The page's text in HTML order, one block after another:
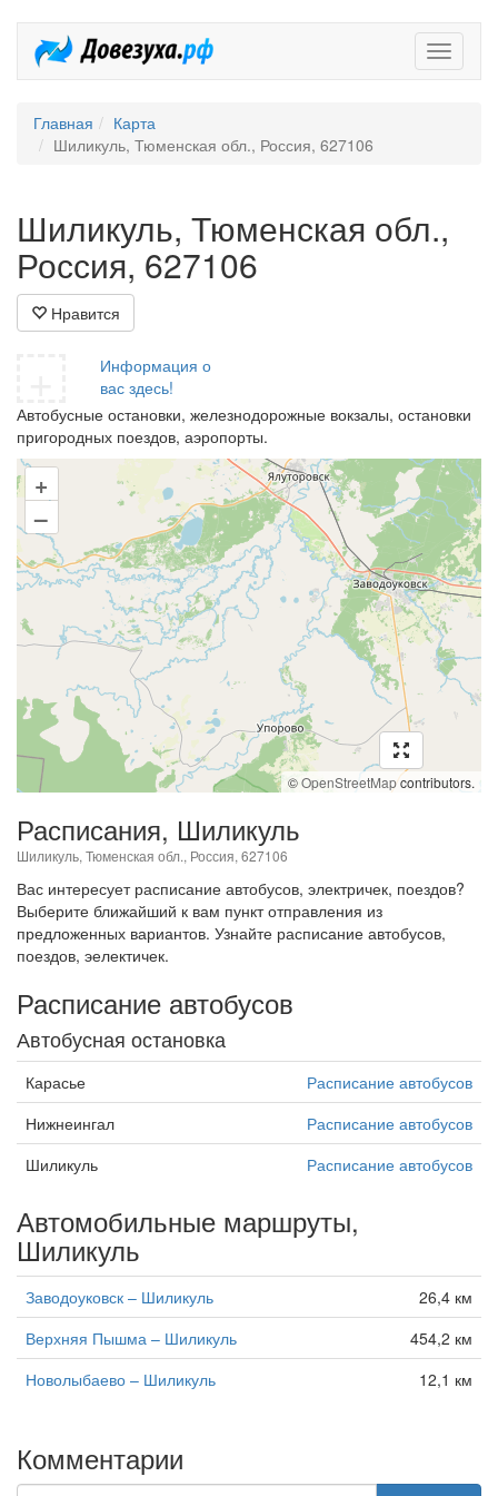
Главная
Карта
Шиликуль, Тюменская обл., Россия, 627106
Шиликуль, Тюменская обл.,
Россия, 627106
Нравится
Информация о
вас здесь!
Автобусные остановки, железнодорожные вокзалы, остановки
пригородных поездов, аэропорты.
+
–
©OpenStreetMapcontributors.
Расписания, Шиликуль
Шиликуль, Тюменская обл., Россия, 627106
Вас интересует расписание автобусов, электричек, поездов?
Выберите ближайший к вам пункт отправления из
предложенных вариантов. Узнайте расписание автобусов,
поездов, эелектичек.
Расписание автобусов
Автобусная остановка
Карасье
Расписание автобусов
Нижнеингал
Расписание автобусов
Шиликуль
Расписание автобусов
Автомобильные маршруты,
Шиликуль
Заводоуковск – Шиликуль
26,4 км
Верхняя Пышма – Шиликуль
454,2 км
Новолыбаево – Шиликуль
12,1 км
Комментарии